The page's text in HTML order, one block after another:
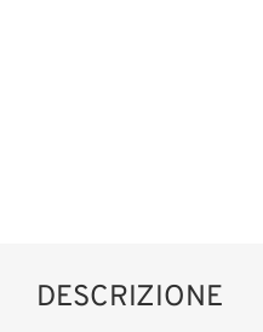
DESCRIZIONE